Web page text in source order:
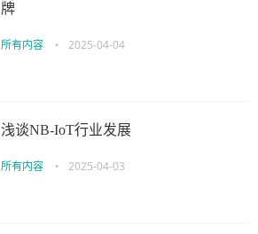
牌
所有内容 • 2025-04-04
浅谈NB-IoT行业发展
所有内容 • 2025-04-03